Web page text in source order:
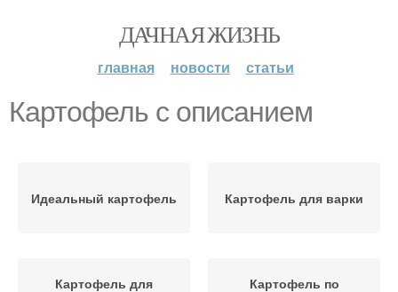
ДАЧНАЯ ЖИЗНЬ
главная новости статьи
Картофель с описанием
Идеальный картофель Картофель для варки
Картофель для
Картофель по